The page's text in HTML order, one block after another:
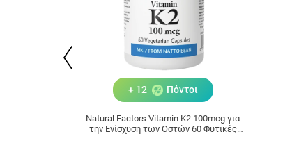
+ 12 Πόντοι
Natural Factors Vitamin K2 100mcg για
την Ενίσχυση των Οστών 60 Φυτικές